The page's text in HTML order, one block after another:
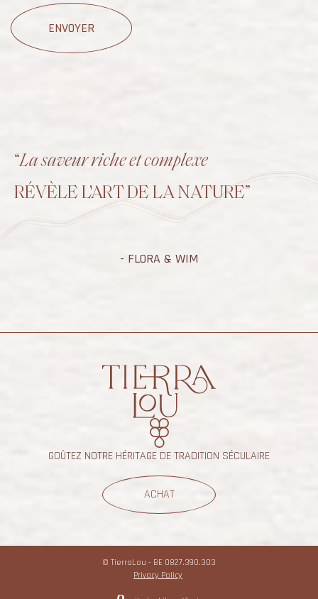
ENVOYER
“La saveur riche et complexe
RÉVÈLE L'ART DE LA NATURE”
- FLORA & WIM
GOÛTEZ NOTRE HÉRITAGE DE TRADITION SÉCULAIRE
ACHAT
© TierraLou - BE 0827.390.303
Privacy Policy